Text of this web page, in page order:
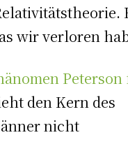
wir verloren
den Kern des
nicht